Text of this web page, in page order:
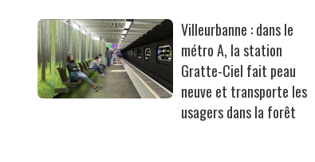
Villeurbanne : dans le
métro A, la station
Gratte-Ciel fait peau
neuve et transporte les
usagers dans la forêt